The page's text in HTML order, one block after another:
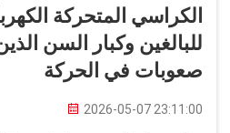
الكراسي المتحركة
للبالغين وكبار السن
صعوبات في الحركة
2026-05-07 23:11:00